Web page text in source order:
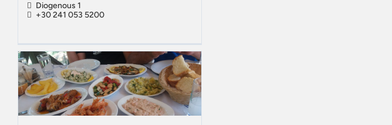
Diogenous 1
+30 241 053 5200